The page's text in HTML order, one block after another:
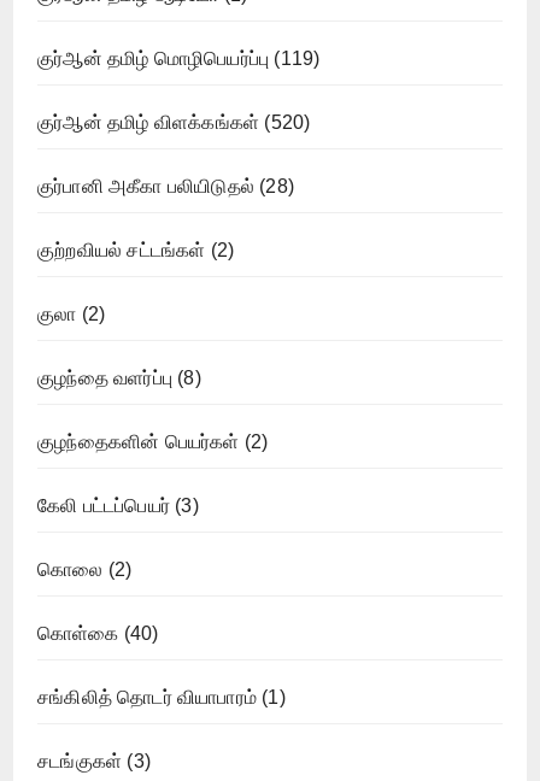
குர்ஆன் தமிழ் மொழிபெயர்ப்பு (119)
குர்ஆன் தமிழ் விளக்கங்கள் (520)
குர்பானி அகீகா பலியிடுதல் (28)
குற்றவியல் சட்டங்கள் (2)
குலா (2)
குழந்தை வளர்ப்பு (8)
குழந்தைகளின் பெயர்கள் (2)
கேலி பட்டப்பெயர் (3)
கொலை (2)
கொள்கை (40)
சங்கிலித் தொடர் வியாபாரம் (1)
சடங்குகள் (3)